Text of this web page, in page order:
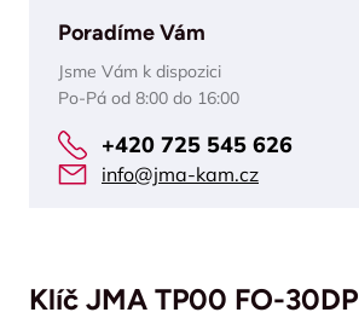
Poradíme Vám
Jsme Vám k dispozici
Po-Pá od 8:00 do 16:00
+420 725 545 626
info@jma-kam.cz
Klíč JMA TP00 FO-30DP